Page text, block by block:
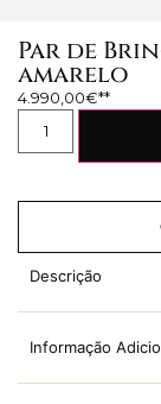
Par de
amarelo
4.990,00€
Descrição
Informação